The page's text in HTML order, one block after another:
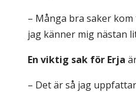
– Många bra saker
jag känner mig nästan
En viktig sak för Erja
– Det är så jag